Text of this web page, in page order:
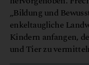
„Bildung und
enkeltaugliche
Kindern anfangen,
und Tier zu